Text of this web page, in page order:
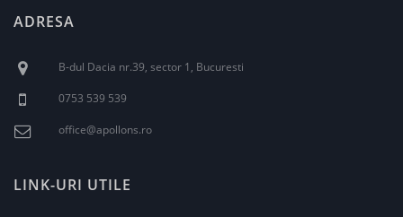
ADRESA
B-dul Dacia nr.39, sector 1, Bucuresti
0753 539 539
office@apollons.ro
LINK-URI UTILE